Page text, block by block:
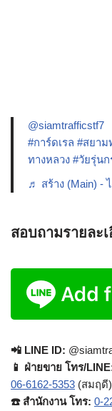
@siamtrafficstf7
#การ์ดเรล #สยา
ทางหลวง #วัยรุ่น
♬ สร้าง (Main) -
สอบถามรายละ
📲 LINE ID:
📱 ฝ่ายขาย โทร/
06-6162-5353 (สมฤดี)
☎️ สำนักงาน โทร: 0-